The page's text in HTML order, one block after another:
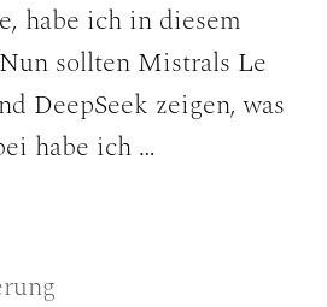
habe ich in diesem
sollten Mistrals Le
DeepSeek zeigen, was
habe ich …